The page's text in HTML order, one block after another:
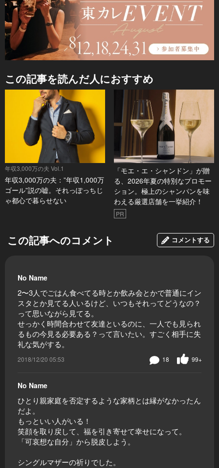
この記事を読んだ人におすすめ
年収3,000万の夫 Vol.1
年収3,000万の夫：”年収1,000万
ゴール”説の嘘。それっぽっちじ
ゃ都心で暮らせない
「モエ・エ・シャンドン」が贈
る、2026年夏の特別なプロモー
ション。極上のシャンパンを味
わえる厳選店舗を一挙紹介！
PR
この記事へのコメント コメントする
No Name
2〜3人でごはん食べてる時とか飲み会とかで普通にイン
スタとか見てる人いるけど、いつもそれってどうなの？
って思いながら見てる。
せっかく時間合わせて友達といるのに、一人でも見られ
るもの今見る必要ある？って言いたい。すごく相手に失
礼な気がする。
2018/12/20 05:53 99+
18
No Name
ひとり親家庭を否定するような家柄とは縁がなかったん
だよ。
もっといい人がいる！
笑顔を取り戻して、福を引き寄せて幸せになって。
「可哀想な自分」から脱皮しよう。
シングルマザーの祈りでした。